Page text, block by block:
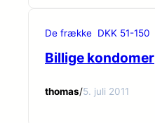
De frække DKK 51-150
Billige kondomer
thomas/5. juli 2011